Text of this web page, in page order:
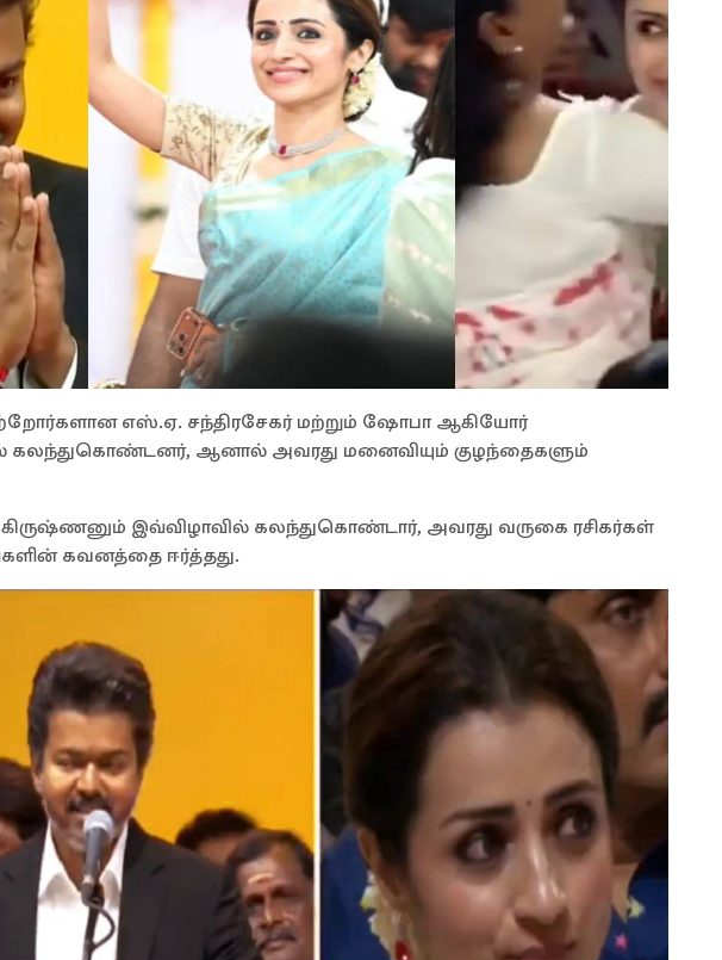
எஸ்.ஏ. சந்திரசேகர் மற்றும் ஷோபா ஆகியோர்
கலந்துகொண்டனர், ஆனால் அவரது மனைவியும் குழந்தைகளும்
கிருஷ்ணனும் இவ்விழாவில் கலந்துகொண்டார், அவரது வருகை ரசிகர்கள்
கவனத்தை ஈர்த்தது.